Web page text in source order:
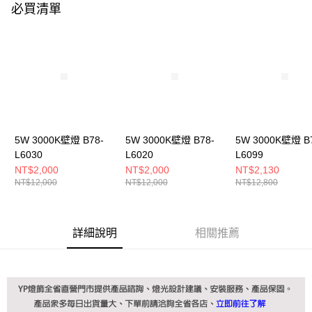
是否繳費成功／繳費後需取消欲退款等相關疑問，請聯繫「AFTEE先享後付
客戶支援中心」
任。
４．使用「AFTEE先享後付」時，將依據個別帳號之用戶狀況，依本公司即
時審查核予不同之上限額度；若仍有額度不足之情形，本公司將視審查結果
請求用戶進行身份認證。
必買清單
5W 3000K壁燈 B78-
L6030
NT$2,000
NT$12,000
5W 3000K壁燈 B78-
L6020
NT$2,000
NT$12,000
5W 3000K壁燈
L6099
NT$2,130
NT$12,800
詳細說明 相關推薦